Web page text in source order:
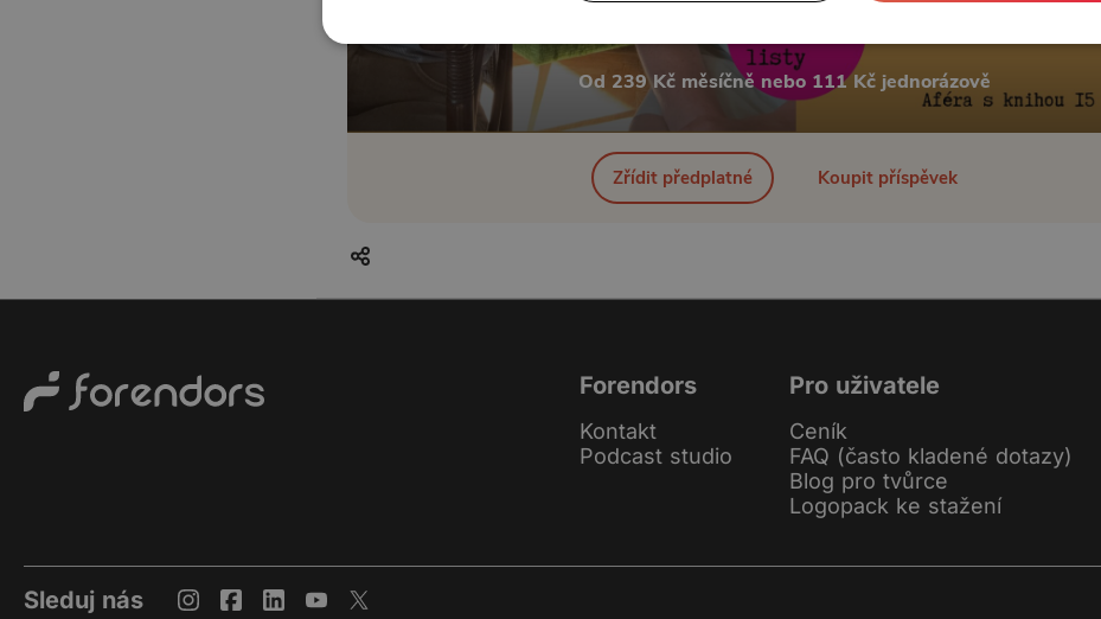
Od 239 Kč měsíčně nebo 111 Kč jednorázově
Zřídit předplatné Koupit příspěvek
Forendors
Kontakt
Podcast studio
Pro uživatele
Ceník
FAQ (často kladené dotazy)
Blog pro tvůrce
Logopack ke stažení
Sleduj nás